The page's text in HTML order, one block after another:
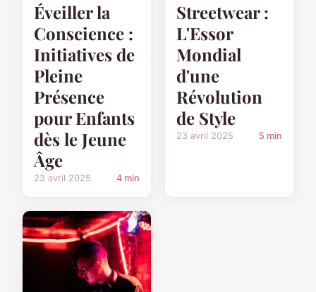
Éveiller la
Conscience :
Initiatives de
Pleine
Présence
pour Enfants
dès le Jeune
Âge
23 avril 2025 4 min
Streetwear :
L'Essor
Mondial
d'une
Révolution
de Style
23 avril 2025 5 min